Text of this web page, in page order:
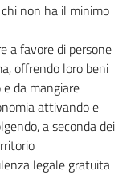
non ha il minimo
a favore di persone
offrendo loro beni
da mangiare
attivando e
a seconda dei
legale gratuita